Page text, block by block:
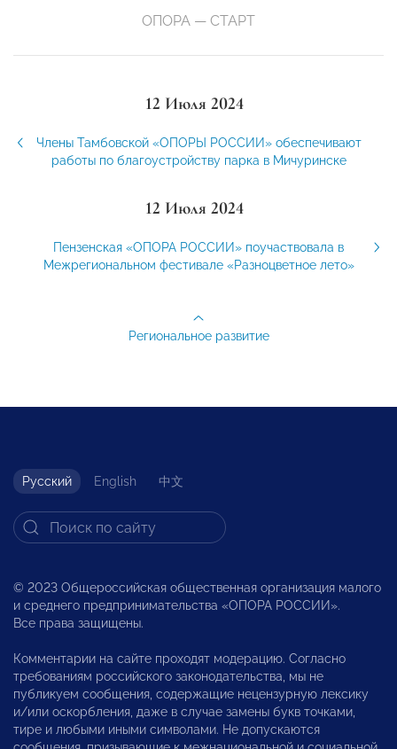
ОПОРА — СТАРТ
12 Июля 2024
Члены Тамбовской «ОПОРЫ РОССИИ» обеспечивают
работы по благоустройству парка в Мичуринске
12 Июля 2024
Пензенская «ОПОРА РОССИИ» поучаствовала в
Межрегиональном фестивале «Разноцветное лето»
Региональное развитие
Русский English 中文
© 2023 Общероссийская общественная организация малого
и среднего предпринимательства «ОПОРА РОССИИ».
Все права защищены.
Комментарии на сайте проходят модерацию. Согласно
требованиям российского законодательства, мы не
публикуем сообщения, содержащие нецензурную лексику
и/или оскорбления, даже в случае замены букв точками,
тире и любыми иными символами. Не допускаются